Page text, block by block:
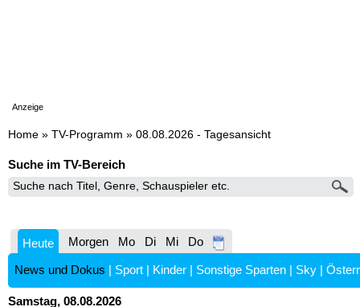
Anzeige
Home » TV-Programm » 08.08.2026 - Tagesansicht
Suche im TV-Bereich
Heute Morgen Mo Di Mi Do
News und Dokus | Sport | Kinder | Sonstige Sparten | Sky |
Samstag, 08.08.2026